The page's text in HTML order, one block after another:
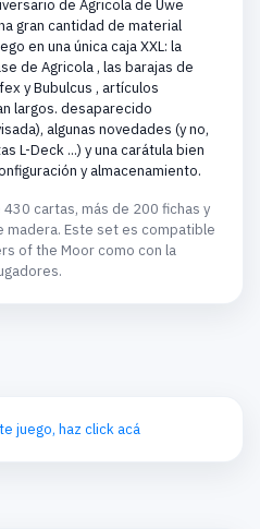
de Agricola de Uwe
gran cantidad de material
en una única caja XXL: la
de Agricola , las barajas de
y Bubulcus , artículos
largos. desaparecido
algunas novedades (y no,
L-Deck ...) y una carátula bien
y almacenamiento.
cartas, más de 200 fichas y
Este set es compatible
of the Moor como con la
juego, haz click acá